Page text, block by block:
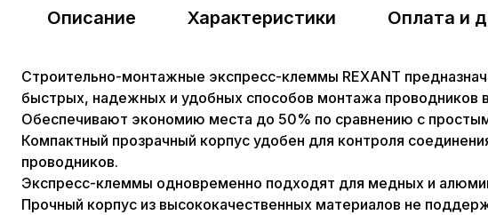
Описание Характеристики Оплата и
Строительно-монтажные экспресс-клеммы REXANT
быстрых, надежных и удобных способов монтажа проводников
Обеспечивают экономию места до 50% по сравнению с
Компактный прозрачный корпус удобен для контроля
проводников.
Экспресс-клеммы одновременно подходят для медных и
Прочный корпус из высококачественных материалов не